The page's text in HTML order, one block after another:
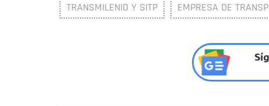
TRANSMILENIO Y SITP EMPRESA DE